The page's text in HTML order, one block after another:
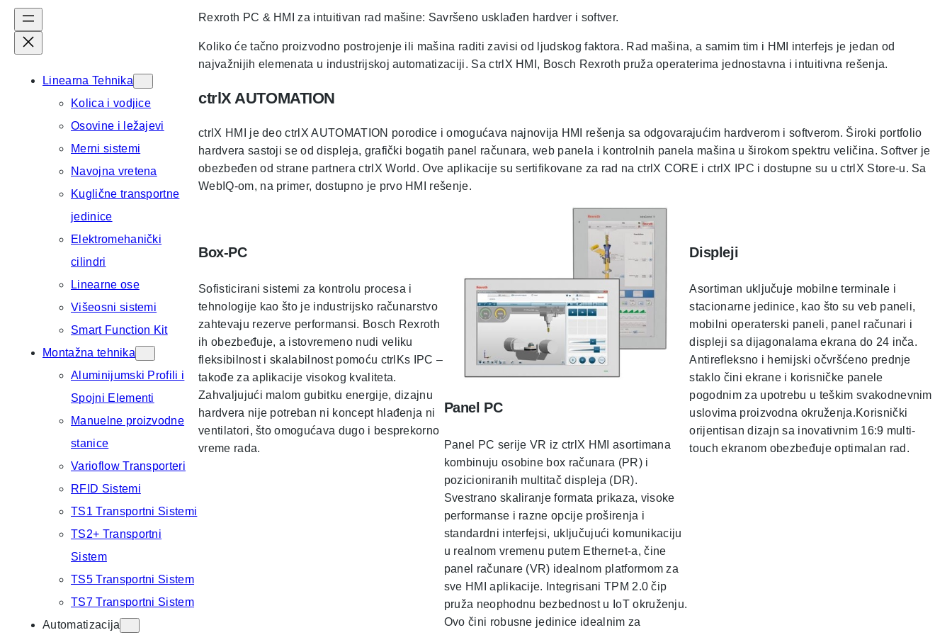
Linearna Tehnika
Kolica i vodjice
Osovine i ležajevi
Merni sistemi
Navojna vretena
Kuglične transportne
jedinice
Elektromehanički
cilindri
Linearne ose
Višeosni sistemi
Smart Function Kit
Montažna tehnika
Aluminijumski Profili i
Spojni Elementi
Manuelne proizvodne
stanice
Varioflow Transporteri
RFID Sistemi
TS1 Transportni Sistemi
TS2+ Transportni
Sistem
TS5 Transportni Sistem
TS7 Transportni Sistem
Automatizacija
Rexroth PC & HMI za intuitivan rad mašine: Savršeno usklađen hardver i softver​.
Koliko će tačno proizvodno postrojenje ili mašina raditi zavisi od ljudskog faktora. Rad mašina, a samim tim i HMI interfejs je jedan od
najvažnijih elemenata u industrijskoj automatizaciji. Sa ctrlX HMI, Bosch Rexroth pruža operaterima jednostavna i intuitivna rešenja.​
ctrlX AUTOMATION
ctrlX HMI je deo ctrlX AUTOMATION porodice i omogućava najnovija HMI rešenja sa odgovarajućim hardverom i softverom. Široki portfolio
hardvera sastoji se od displeja, grafički bogatih panel računara, web panela i kontrolnih panela mašina u širokom spektru veličina. Softver je
obezbeđen od strane partnera ctrlX World. Ove aplikacije su sertifikovane za rad na ctrlX CORE i ctrlX IPC i dostupne su u ctrlX Store-u. Sa
WebIQ-om, na primer, dostupno je prvo HMI rešenje.​
Box-PC
Sofisticirani sistemi za kontrolu procesa i
tehnologije kao što je industrijsko računarstvo
zahtevaju rezerve performansi. Bosch Rexroth
ih obezbeđuje, a istovremeno nudi veliku
fleksibilnost i skalabilnost pomoću ctrlKs IPC –
takođe za aplikacije visokog kvaliteta.
Zahvaljujući malom gubitku energije, dizajnu
hardvera nije potreban ni koncept hlađenja ni
ventilatori, što omogućava dugo i besprekorno
vreme rada.
Panel PC
Panel PC serije VR iz ctrlX HMI asortimana
kombinuju osobine box računara (PR) i
pozicioniranih multitač displeja (DR).
Svestrano skaliranje formata prikaza, visoke
performanse i razne opcije proširenja i
standardni interfejsi, uključujući komunikaciju
u realnom vremenu putem Ethernet-a, čine
panel računare (VR) idealnom platformom za
sve HMI aplikacije. Integrisani TPM 2.0 čip
pruža neophodnu bezbednost u IoT okruženju.
Ovo čini robusne jedinice idealnim za
Displeji
Asortiman uključuje mobilne terminale i
stacionarne jedinice, kao što su veb paneli,
mobilni operaterski paneli, panel računari i
displeji sa dijagonalama ekrana do 24 inča.
Antirefleksno i hemijski očvršćeno prednje
staklo čini ekrane i korisničke panele
pogodnim za upotrebu u teškim svakodnevnim
uslovima proizvodna okruženja.Korisnički
orijentisan dizajn sa inovativnim 16:9 multi-
touch ekranom obezbeđuje optimalan rad.